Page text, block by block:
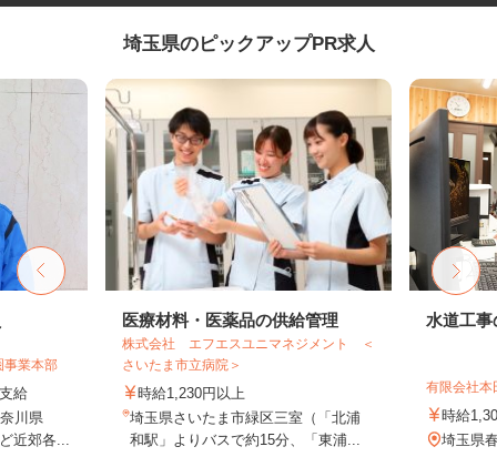
埼玉県のピックアップPR求人
業本部
給
川県
近郊各...
医療材料・医薬品の供給管理
株式会社 エフエスユニマネジメント ＜
さいたま市立病院＞
時給1,230円以上
埼玉県さいたま市緑区三室（「北浦
和駅」よりバスで約15分、「東浦...
水道工
有限会社本
時給
埼玉県